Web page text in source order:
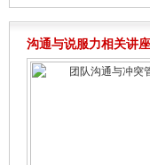
沟通与说服力相关讲座